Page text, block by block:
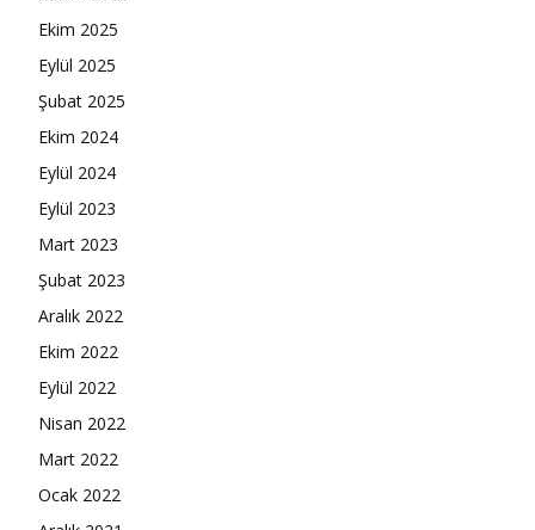
Ekim 2025
Eylül 2025
Şubat 2025
Ekim 2024
Eylül 2024
Eylül 2023
Mart 2023
Şubat 2023
Aralık 2022
Ekim 2022
Eylül 2022
Nisan 2022
Mart 2022
Ocak 2022